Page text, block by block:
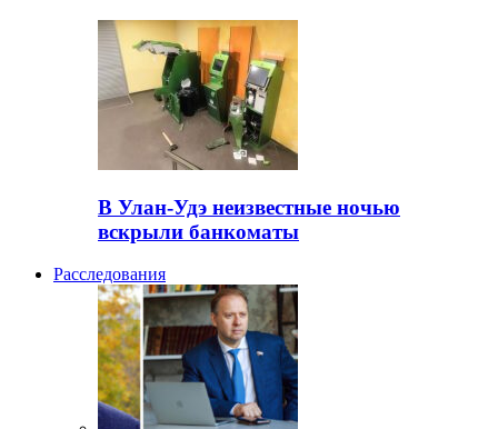
В Улан-Удэ неизвестные ночью
вскрыли банкоматы
Расследования